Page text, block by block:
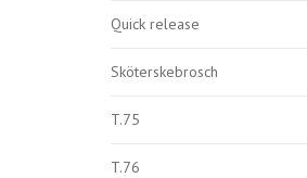
Quick release
Sköterskebrosch
T.75
T.76